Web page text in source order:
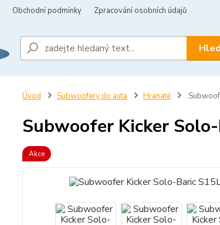
Obchodní podmínky Zpracování osobních údajů
Úvod Subwoofery do auta Hranaté
Subwoofer Kicker
Akce